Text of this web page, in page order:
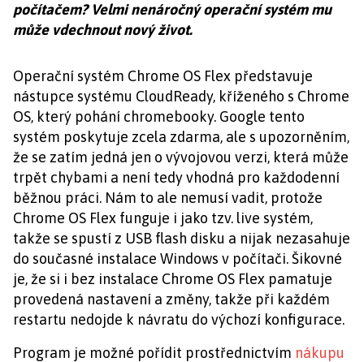
počítačem? Velmi nenáročný operační systém mu
může vdechnout nový život.
Operační systém Chrome OS Flex představuje
nástupce systému CloudReady, kříženého s Chrome
OS, který pohání chromebooky. Google tento
systém poskytuje zcela zdarma, ale s upozorněním,
že se zatím jedná jen o vývojovou verzi, která může
trpět chybami a není tedy vhodná pro každodenní
běžnou práci. Nám to ale nemusí vadit, protože
Chrome OS Flex funguje i jako tzv. live systém,
takže se spustí z USB flash disku a nijak nezasahuje
do současné instalace Windows v počítači. Šikovné
je, že si i bez instalace Chrome OS Flex pamatuje
provedená nastavení a změny, takže při každém
restartu nedojde k návratu do výchozí konfigurace.
Program je možné pořídit prostřednictvím nákupu